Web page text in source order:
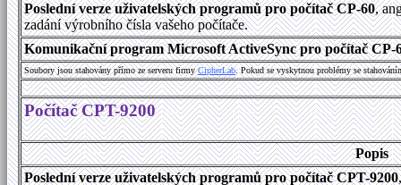
Poslední verze uživatelských programů pro počítač CP-60,
zadání výrobního čísla vašeho počítače.
Komunikační program Microsoft ActiveSync pro počítač CP-
Soubory jsou stahovány přímo ze serveru firmyCipherLab. Pokud se vyskytnou problémy se
Počítač CPT-9200
Popis
Poslední verze uživatelských programů pro počítač CPT-9200